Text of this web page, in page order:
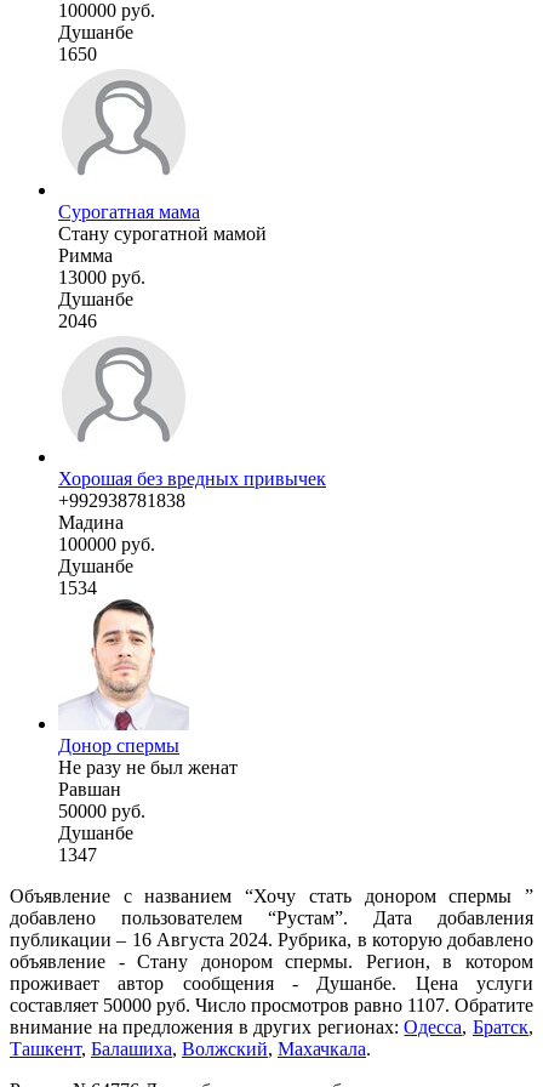
100000 руб.
Душанбе
1650
Сурогатная мама
Стану сурогатной мамой
Римма
13000 руб.
Душанбе
2046
Хорошая без вредных привычек
+992938781838
Мадина
100000 руб.
Душанбе
1534
Донор спермы
Не разу не был женат
Равшан
50000 руб.
Душанбе
1347
Объявление с названием “Хочу стать донором спермы ”
добавлено пользователем “Рустам”. Дата добавления
публикации – 16 Августа 2024. Рубрика, в которую добавлено
объявление - Стану донором спермы. Регион, в котором
проживает автор сообщения - Душанбе. Цена услуги
составляет 50000 руб. Число просмотров равно 1107. Обратите
внимание на предложения в других регионах:Одесса,Братск,
Ташкент, Балашиха, Волжский, Махачкала.